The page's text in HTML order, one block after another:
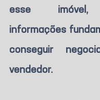
esse imóvel,
informações
conseguir
vendedor.